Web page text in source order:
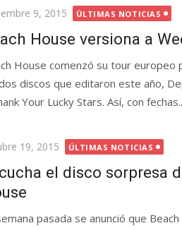
9, 2015 ÚLTIMAS NOTICIAS
House versiona a
House comenzó su tour europeo
discos que editaron este año,
Your Lucky Stars. Así, con
19, 2015 ÚLTIMAS NOTICIAS
el disco sorpresa
pasada se anunció que